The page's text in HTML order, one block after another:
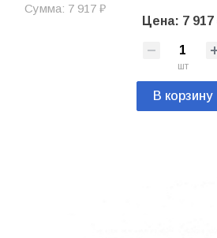
Сумма: 7 917 ₽
Цена: 7 917
шт
В корзину